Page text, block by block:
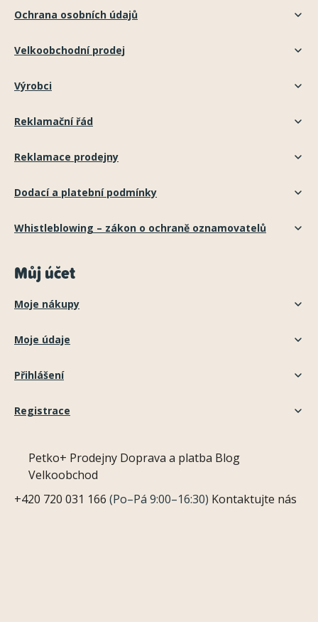
Ochrana osobních údajů
Velkoobchodní prodej
Výrobci
Reklamační řád
Reklamace prodejny
Dodací a platební podmínky
Whistleblowing – zákon o ochraně oznamovatelů
Můj účet
Moje nákupy
Moje údaje
Přihlášení
Registrace
Petko+ Prodejny Doprava a platba Blog
Velkoobchod
+420 720 031 166 (Po–Pá 9:00–16:30) Kontaktujte nás